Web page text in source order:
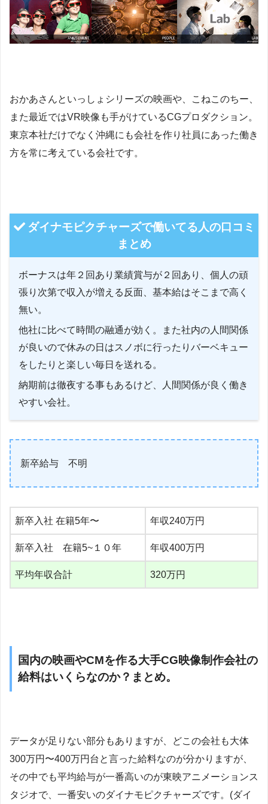
おかあさんといっしょシリーズの映画や、こねこのちー、
また最近ではVR映像も手がけているCGプロダクション。
東京本社だけでなく沖縄にも会社を作り社員にあった働き
方を常に考えている会社です。
ダイナモピクチャーズで働いてる人の口コミ
まとめ
ボーナスは年２回あり業績賞与が２回あり、個人の頑
張り次第で収入が増える反面、基本給はそこまで高く
無い。
他社に比べて時間の融通が効く。また社内の人間関係
が良いので休みの日はスノボに行ったりバーベキュー
をしたりと楽しい毎日を送れる。
納期前は徹夜する事もあるけど、人間関係が良く働き
やすい会社。
新卒給与 不明
新卒入社 在籍5年〜 年収240万円
新卒入社 在籍5~１０年 年収400万円
平均年収合計 320万円
国内の映画やCMを作る大手CG映像制作会社の
給料はいくらなのか？まとめ。
データが足りない部分もありますが、どこの会社も大体
300万円〜400万円台と言った給料なのが分かりますが、
その中でも平均給与が一番高いのが東映アニメーションス
タジオで、一番安いのダイナモピクチャーズです。(ダイ